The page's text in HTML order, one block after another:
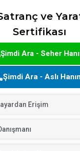
ve
Sertifikası
Şimdi Ara - Seher
Şimdi Ara - Aslı
Erişim